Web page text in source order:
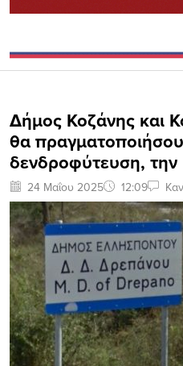
Δήμος Κοζάνης και
θα
δενδροφύτευση, την
24 Μαΐου 2025 12:09